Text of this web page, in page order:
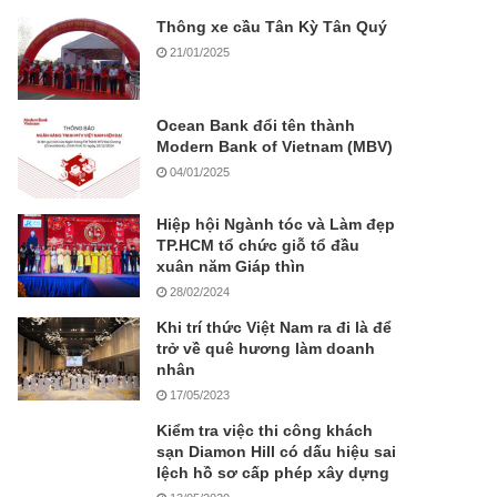
Thông xe cầu Tân Kỳ Tân Quý
21/01/2025
Ocean Bank đổi tên thành
Modern Bank of Vietnam (MBV)
04/01/2025
Hiệp hội Ngành tóc và Làm đẹp
TP.HCM tổ chức giỗ tổ đầu
xuân năm Giáp thìn
28/02/2024
Khi trí thức Việt Nam ra đi là để
trở về quê hương làm doanh
nhân
17/05/2023
Kiểm tra việc thi công khách
sạn Diamon Hill có dấu hiệu sai
lệch hồ sơ cấp phép xây dựng